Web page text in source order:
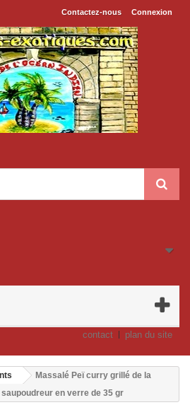
Connexion
Contactez-nous
contact plan du site
Massalé Peï curry grillé de la
en verre de 35 gr